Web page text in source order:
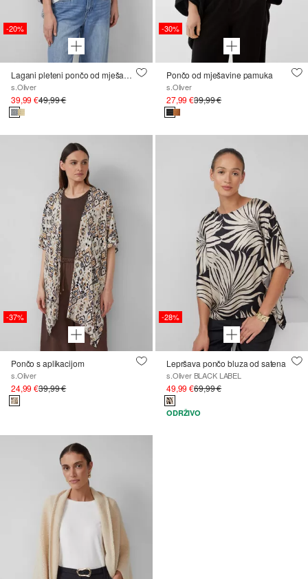
-20%
Lagani pleteni pončo od mješavine pamuka, oblika O
s.Oliver
39,99 €49,99 €
-30%
Pončo od mješavine pamuka
s.Oliver
27,99 €39,99 €
-37%
Pončo s aplikacijom
s.Oliver
24,99 €39,99 €
-28%
Lepršava pončo bluza od satena
s.Oliver BLACK LABEL
49,99 €69,99 €
ODRŽIVO